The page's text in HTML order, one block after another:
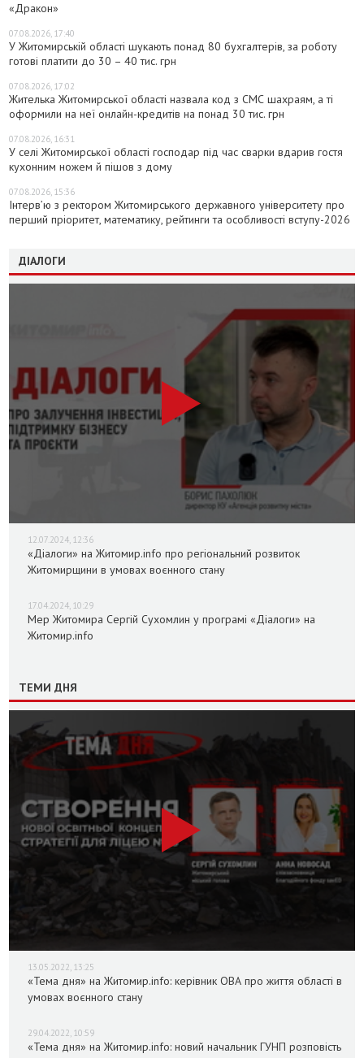
«Дракон»
07.08.2026, 17:40
У Житомирській області шукають понад 80 бухгалтерів, за роботу
готові платити до 30 – 40 тис. грн
07.08.2026, 17:02
Жителька Житомирської області назвала код з СМС шахраям, а ті
оформили на неї онлайн-кредитів на понад 30 тис. грн
07.08.2026, 16:31
У селі Житомирської області господар під час сварки вдарив гостя
кухонним ножем й пішов з дому
07.08.2026, 15:36
Інтерв’ю з ректором Житомирського державного університету про
перший пріоритет, математику, рейтинги та особливості вступу-2026
ДІАЛОГИ
12.07.2024, 12:36
«Діалоги» на Житомир.info про регіональний розвиток
Житомирщини в умовах воєнного стану
17.04.2024, 10:29
Мер Житомира Сергій Сухомлин у програмі «Діалоги» на
Житомир.info
ТЕМИ ДНЯ
13.05.2022, 13:25
«Тема дня» на Житомир.info: керівник ОВА про життя області в
умовах воєнного стану
29.04.2022, 10:59
«Тема дня» на Житомир.info: новий начальник ГУНП розповість